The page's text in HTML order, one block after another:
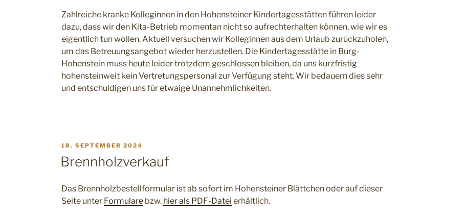
Zahlreiche kranke Kolleginnen in den Hohensteiner Kindertagesstätten führen leider
dazu, dass wir den Kita-Betrieb momentan nicht so aufrechterhalten können, wie wir es
eigentlich tun wollen. Aktuell versuchen wir Kolleginnen aus dem Urlaub zurückzuholen,
um das Betreuungsangebot wieder herzustellen. Die Kindertagesstätte in Burg-
Hohenstein muss heute leider trotzdem geschlossen bleiben, da uns kurzfristig
hohensteinweit kein Vertretungspersonal zur Verfügung steht. Wir bedauern dies sehr
und entschuldigen uns für etwaige Unannehmlichkeiten.
VERÖFFENTLICHT
AM
18. SEPTEMBER 2024
Brennholzverkauf
Das Brennholzbestellformular ist ab sofort im Hohensteiner Blättchen oder auf dieser
Seite unter Formulare bzw. hier als PDF-Datei erhältlich.